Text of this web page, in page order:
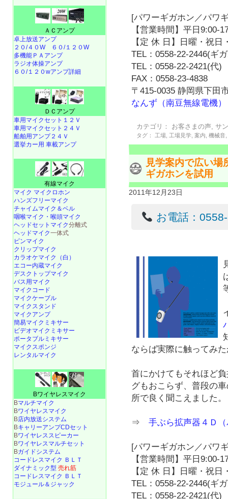
[パワーギガホン／パワ
【営業時間】平日9:00-
【定 休 日】日曜・祝日
TEL：0558-22-2446(ギ
TEL：0558-22-2421(代)
FAX：0558-23-4838
〒415-0035 静岡県下田
なんず（南豆無線電機）
カテゴリ： お客さまの声 ,サ
タグ： 工場 工場見学 ,案内 ,機械音
見学案内で広い場
ギガホンを試用
2011年12月23日
お電話：
ならば実際に触ってみ
首にかけてもそれほど
グもおこらず、普段の
所で良く聞こえまし
⇒手ぶら拡声器４Ｄ
[パワーギガホン／パワ
【営業時間】平日9:00-
【定 休 日】日曜・祝日
TEL：0558-22-2446(ギ
TEL：0558-22-2421(代)
ＡＣアンプ
卓上放送アンプ
２０/４０W
６０/１２０W
多機能ＰＡアンプ
ラジオ体操アンプ
６０/１２０wアンプ詳細
ＤＣアンプ
車用マイクセット１２Ｖ
車用マイクセット２４Ｖ
船舶用アンプ２４Ｖ
選挙カー用 車載アンプ
有線マイク
マイク マイクロホン
ハンズフリーマイク
チャイムマイク＆ベル
咽喉マイク・喉頭マイク
ヘッドセットマイク分離式
ヘッドマイク一体式
ピンマイク
クリップマイク
カラオケマイク（白）
エコー内蔵マイク
デスクトップマイク
バス用マイク
マイクコード
マイクケーブル
マイクスタンド
マイクアンプ
簡易マイクミキサー
ビデオマイクミキサー
ポータブルミキサー
マイクスポンジ
レンタルマイク
Bワイヤレスマイク
Bマルチマイク
Bワイヤレスマイク
B店内放送システム
BキャリーアンプCDセット
Bワイヤレススピーカー
Bワイヤレスマルチセット
Bガイドシステム
コードレスマイク ＢＬＴ
ダイナミック型 売れ筋
コードレスマイク ＢＬＴ
モジュール＆ジャック